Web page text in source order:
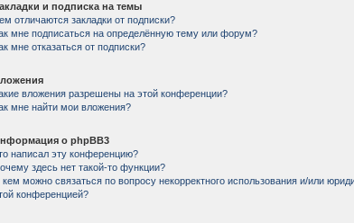
и подписка на темы
отличаются закладки от подписки?
мне подписаться на определённую тему или форум?
мне отказаться от подписки?
вложения разрешены на этой конференции?
мне найти мои вложения?
о phpBB3
написал эту конференцию?
здесь нет такой-то функции?
можно связаться по вопросу некорректного использования и/или
конференцией?